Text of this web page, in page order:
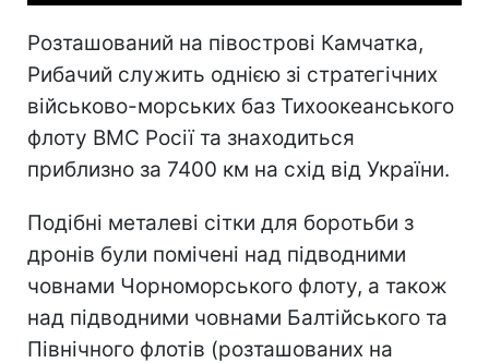
Розташований на півострові Камчатка,
Рибачий служить однією зі стратегічних
військово-морських баз Тихоокеанського
флоту ВМС Росії та знаходиться
приблизно за 7400 км на схід від України.
Подібні металеві сітки для боротьби з
дронів були помічені над підводними
човнами Чорноморського флоту, а також
над підводними човнами Балтійського та
Північного флотів (розташованих на